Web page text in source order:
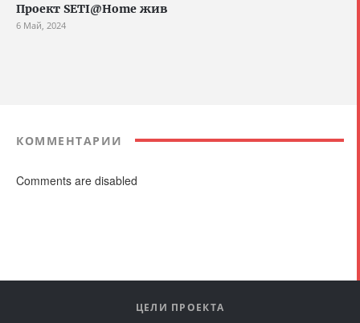
Проект SETI@Home жив
6 Май, 2024
КОММЕНТАРИИ
Comments are disabled
ЦЕЛИ ПРОЕКТА